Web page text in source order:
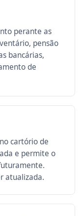
perante as
pensão
bancárias,
de
cartório de
e permite o
atualizada.